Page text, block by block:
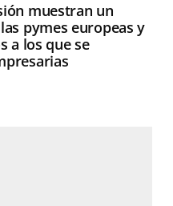
muestran un
pymes europeas y
a los que se